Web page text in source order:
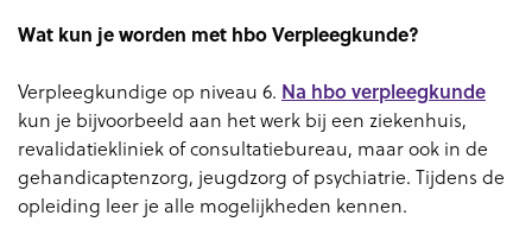
Wat kun je worden met hbo Verpleegkunde?
Verpleegkundige op niveau 6. Na hbo verpleegkunde
kun je bijvoorbeeld aan het werk bij een ziekenhuis,
revalidatiekliniek of consultatiebureau, maar ook in de
gehandicaptenzorg, jeugdzorg of psychiatrie. Tijdens de
opleiding leer je alle mogelijkheden kennen.